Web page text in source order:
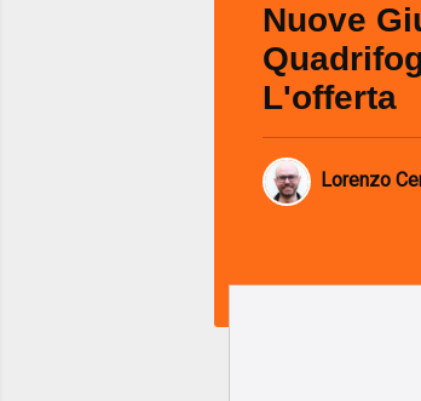
Nuove
L'offerta
Lorenzo